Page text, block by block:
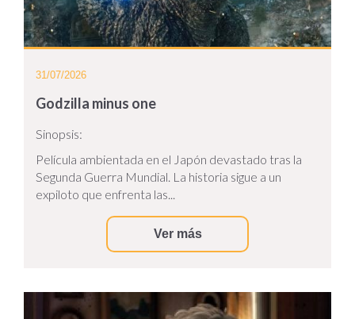
31/07/2026
Godzilla minus one
Sinopsis:
Película ambientada en el Japón devastado tras la
Segunda Guerra Mundial. La historia sigue a un
expiloto que enfrenta las...
Ver más